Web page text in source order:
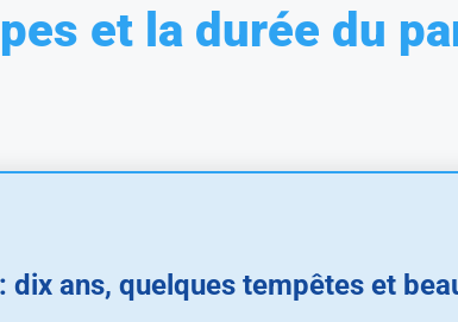
et la durée du
dix ans, quelques tempêtes et